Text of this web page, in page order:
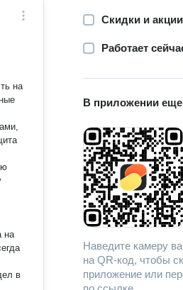
на
на
в
Скидки и акции
Работает
В приложении
Наведите камеру
на QR-код, чтобы
приложение или